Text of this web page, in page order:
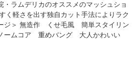
・ラムデリカのオススメのマッシュショ
く軽さを出す独自カット手法によりラク
ジ＞ 無造作 くせ毛風 簡単スタイリン
ムコア 重めバング 大人かわいい